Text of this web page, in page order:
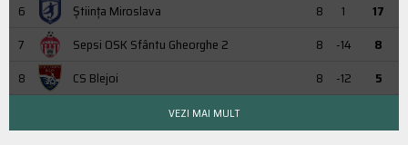
6
Știința Miroslava 8 1
17
7
Sepsi OSK Sfântu Gheorghe 2 8 -14
8
8
CS Blejoi 8 -12 5
VEZI MAI MULT